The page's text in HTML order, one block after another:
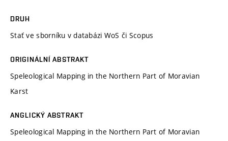
DRUH
Stať ve sborníku v databázi WoS či Scopus
ORIGINÁLNÍ ABSTRAKT
Speleological Mapping in the Northern Part of Moravian
Karst
ANGLICKÝ ABSTRAKT
Speleological Mapping in the Northern Part of Moravian